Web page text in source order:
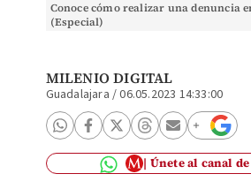
Conoce cómo realizar una denuncia
(Especial)
MILENIO DIGITAL
Guadalajara /06.05.2023 14:33:00
Únete al canal